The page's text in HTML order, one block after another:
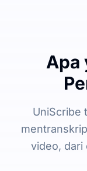
Apa
UniScribe
video, dari